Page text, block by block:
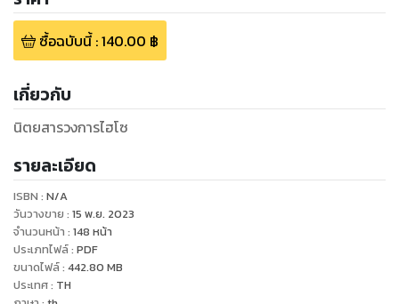
ซื้อฉบับนี้:140.00 ฿
เกี่ยวกับ
นิตยสารวงการไฮโซ
รายละเอียด
ISBN : N/A
วันวางขาย : 15 พ.ย. 2023
จำนวนหน้า : 148 หน้า
ประเภทไฟล์: PDF
ขนาดไฟล์: 442.80 MB
ประเทศ: TH